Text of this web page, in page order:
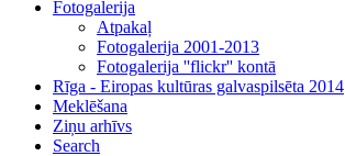
Fotogalerija
Atpakaļ
Fotogalerija 2001-2013
Fotogalerija ''flickr'' kontā
Rīga - Eiropas kultūras galvaspilsēta 2014
Meklēšana
Ziņu arhīvs
Search